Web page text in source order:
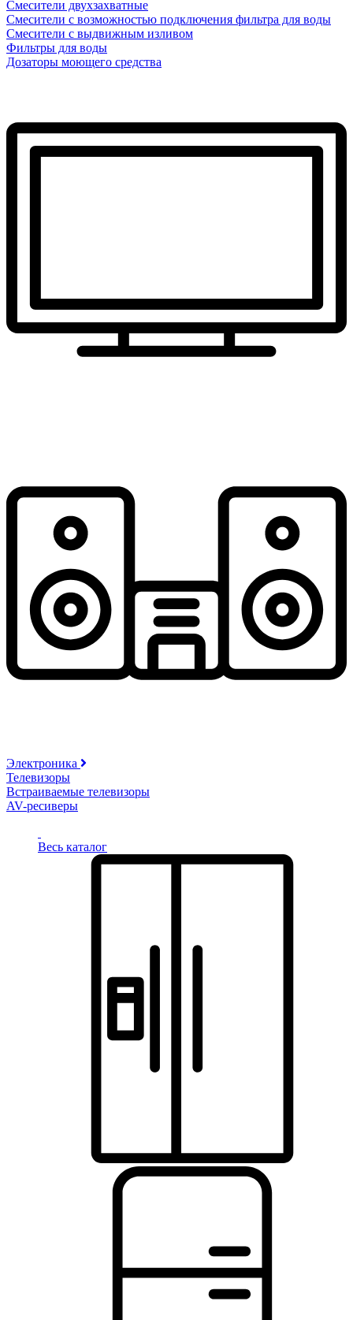
Смесители двухзахватные
Смесители с возможностью подключения фильтра для воды
Смесители с выдвижным изливом
Фильтры для воды
Дозаторы моющего средства
Электроника
Телевизоры
Встраиваемые телевизоры
AV-ресиверы
Весь каталог